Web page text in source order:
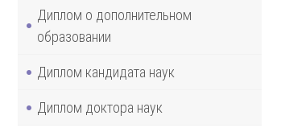
Диплом о дополнительном
образовании
Диплом кандидата наук
Диплом доктора наук